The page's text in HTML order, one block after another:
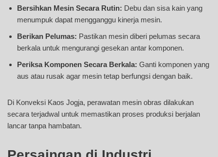
Bersihkan Mesin Secara Rutin: Debu dan sisa kain yang
menumpuk dapat mengganggu kinerja mesin.
Berikan Pelumas: Pastikan mesin diberi pelumas secara
berkala untuk mengurangi gesekan antar komponen.
Periksa Komponen Secara Berkala: Ganti komponen yang
aus atau rusak agar mesin tetap berfungsi dengan baik.
Di Konveksi Kaos Jogja, perawatan mesin obras dilakukan
secara terjadwal untuk memastikan proses produksi berjalan
lancar tanpa hambatan.